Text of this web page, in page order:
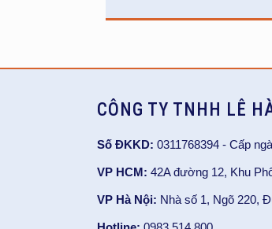
CÔNG TY TNHH LÊ
Số ĐKKD: 0311768394 - Cấp
VP HCM: 42A đường 12, Khu
VP Hà Nội: Nhà số 1, Ngõ 220,